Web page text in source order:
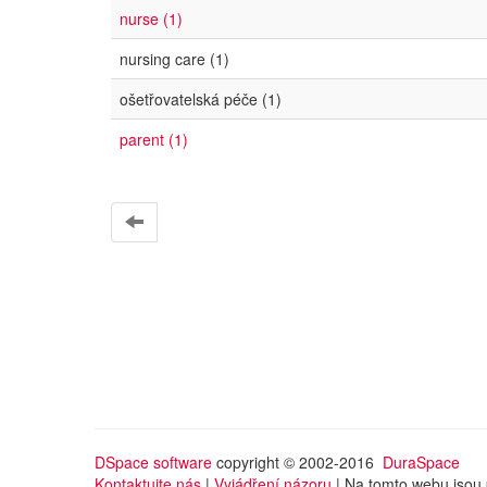
nurse (1)
nursing care (1)
ošetřovatelská péče (1)
parent (1)
DSpace software copyright © 2002-2016 DuraSpace